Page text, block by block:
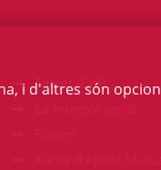
Talent ICAB
i d'altres són